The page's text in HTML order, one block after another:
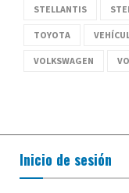
STELLANTIS
TOYOTA
VOLKSWAGEN
Inicio de sesión